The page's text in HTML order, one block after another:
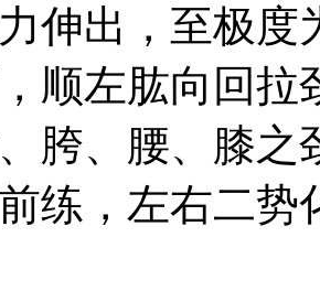
伸出，至极度
顺左肱向回拉
胯、腰、膝
练，左右二势